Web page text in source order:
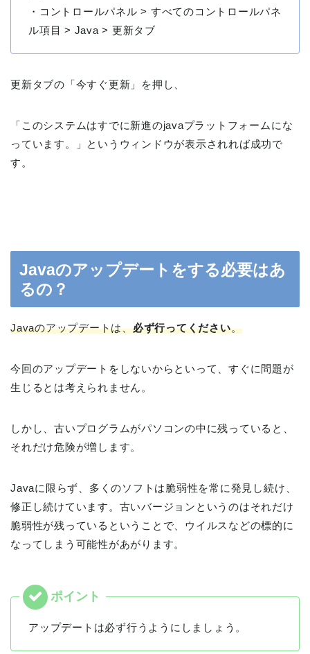
・コントロールパネル > すべてのコントロールパネ
ル項目 > Java > 更新タブ
更新タブの「今すぐ更新」を押し、
「このシステムはすでに新進のjavaプラットフォームにな
っています。」というウィンドウが表示されれば成功で
す。
Javaのアップデートをする必要はあ
るの？
Javaのアップデートは、必ず行ってください。
今回のアップデートをしないからといって、すぐに問題が
生じるとは考えられません。
しかし、古いプログラムがパソコンの中に残っていると、
それだけ危険が増します。
Javaに限らず、多くのソフトは脆弱性を常に発見し続け、
修正し続けています。古いバージョンというのはそれだけ
脆弱性が残っているということで、ウイルスなどの標的に
なってしまう可能性があがります。
アップデートは必ず行うようにしましょう。